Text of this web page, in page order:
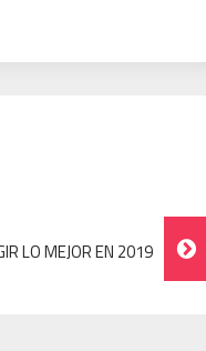
LO MEJOR EN 2019